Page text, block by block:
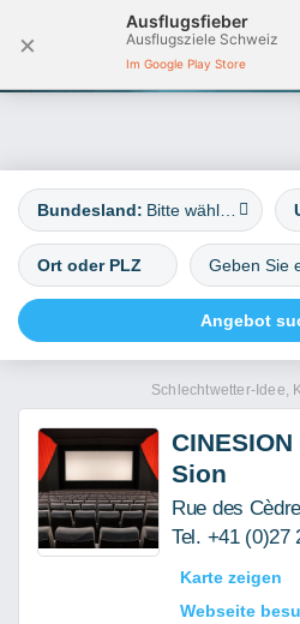
×
Ausflugsfieber
Ausflugsziele Schweiz
Im Google Play Store
Bundesland:
Schlechtwetter-Idee,
Sion
Rue des
Tel. +41 (0)27
Karte zeigen
Webseite